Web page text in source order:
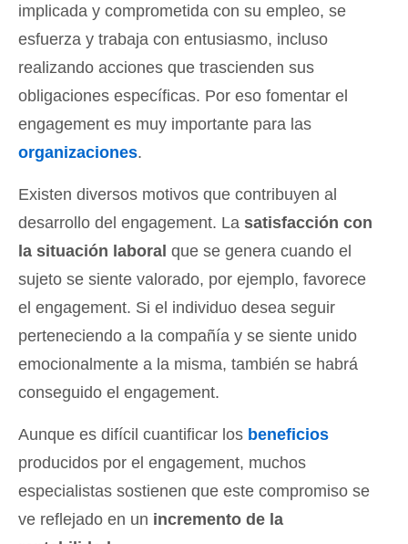
implicada y comprometida con su empleo, se
esfuerza y trabaja con entusiasmo, incluso
realizando acciones que trascienden sus
obligaciones específicas. Por eso fomentar el
engagement es muy importante para las
organizaciones.
Existen diversos motivos que contribuyen al
desarrollo del engagement. La satisfacción con
la situación laboral que se genera cuando el
sujeto se siente valorado, por ejemplo, favorece
el engagement. Si el individuo desea seguir
perteneciendo a la compañía y se siente unido
emocionalmente a la misma, también se habrá
conseguido el engagement.
Aunque es difícil cuantificar los beneficios
producidos por el engagement, muchos
especialistas sostienen que este compromiso se
ve reflejado en un incremento de la